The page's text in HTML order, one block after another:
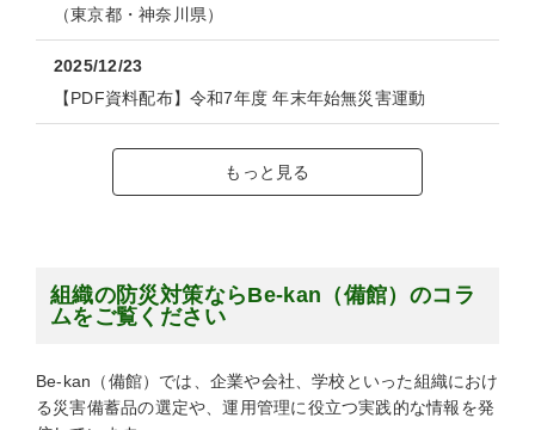
（東京都・神奈川県）
2025/12/23
【PDF資料配布】令和7年度 年末年始無災害運動
もっと見る
組織の防災対策ならBe-kan（備館）のコラ
ムをご覧ください
Be-kan（備館）では、企業や会社、学校といった組織におけ
る災害備蓄品の選定や、運用管理に役立つ実践的な情報を発